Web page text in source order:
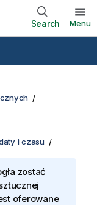
Search Menu
i czasu
zostać
oferowane